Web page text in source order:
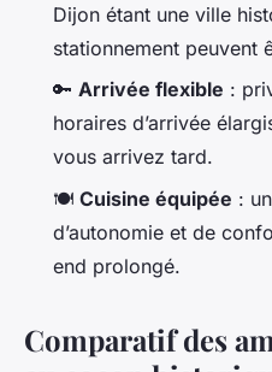
Dijon étant une ville
stationnement peuvent
🔑 Arrivée flexible :
horaires d’arrivée
vous arrivez tard.
🍽️ Cuisine équipée :
d’autonomie et de
end prolongé.
Comparatif des